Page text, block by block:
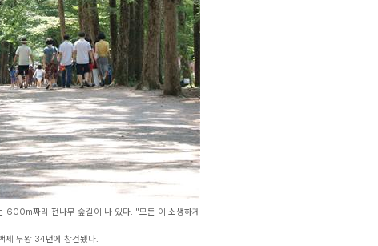
600m짜리 전나무 숲길이 나 있다. "모든 이 소생하게
제 무왕 34년에 창건됐다.